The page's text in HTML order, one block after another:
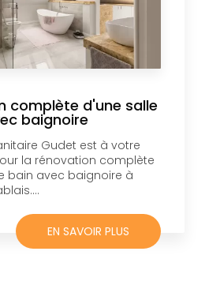
complète d'une salle
baignoire
Gudet est à votre
la rénovation complète
bain avec baignoire à
EN SAVOIR PLUS